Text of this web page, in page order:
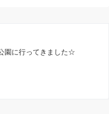
園に行ってきました☆